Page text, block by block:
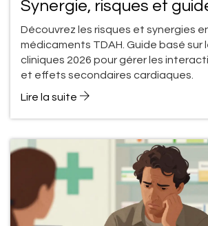
Synergie, risques et
Découvrez les risques et synergies
médicaments TDAH. Guide basé sur
cliniques 2026 pour gérer les
et effets secondaires cardiaques.
Lire la suite